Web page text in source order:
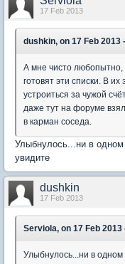
17 Feb 2013
dushkin, on 17 Feb 2013
А мне чисто любопытно,
готовят эти списки. В
устроиться за чужой
даже тут на форуме
в карман соседа.
Улыбнулось...ни в
увидите
dushkin
17 Feb 2013
Serviola, on 17 Feb 2013
Улыбнулось...ни в одном